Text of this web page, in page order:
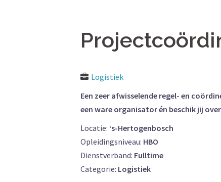
Logistiek
Een zeer afwisselende regel- en
een ware organisator én beschik jij
Locatie: ‘s-Hertogenbosch
Opleidingsniveau: HBO
Dienstverband: Fulltime
Categorie: Logistiek